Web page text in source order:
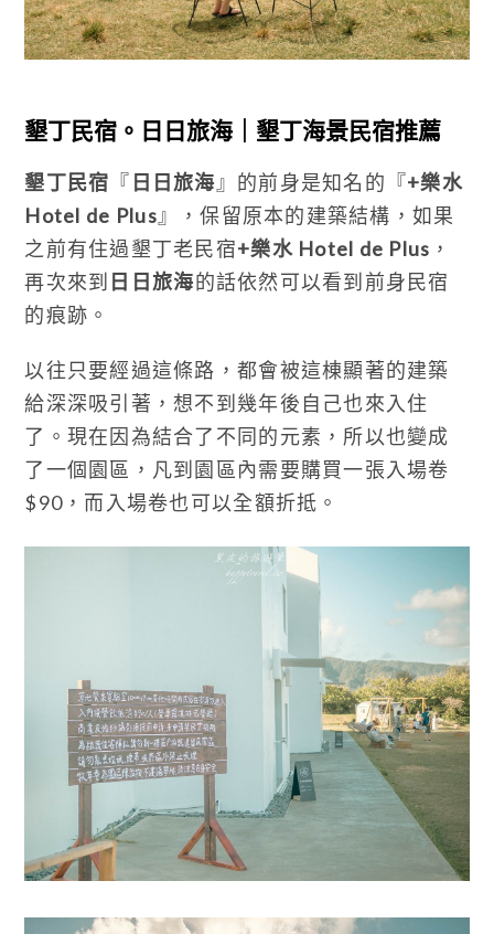
墾丁民宿。日日旅海｜墾丁海景民宿推薦
墾丁民宿 『 日日旅海』的前身是知名的『+樂水
Hotel de Plus』，保留原本的建築結構，如果
之前有住過墾丁老民宿+樂水 Hotel de Plus ，
再次來到 日日旅海的話依然可以看到前身民宿
的痕跡。
以往只要經過這條路，都會被這棟顯著的建築
給深深吸引著，想不到幾年後自己也來入住
了。現在因為結合了不同的元素，所以也變成
了一個園區，凡到園區內需要購買一張入場卷
$90，而入場卷也可以全額折抵。